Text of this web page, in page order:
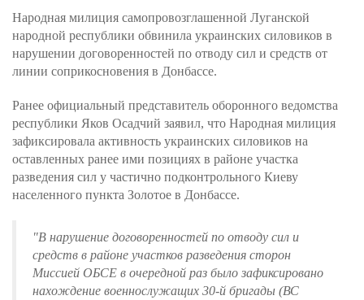
Народная милиция самопровозглашенной Луганской
народной республики обвинила украинских силовиков в
нарушении договоренностей по отводу сил и средств от
линии соприкосновения в Донбассе.
Ранее официальный представитель оборонного ведомства
республики Яков Осадчий заявил, что Народная милиция
зафиксировала активность украинских силовиков на
оставленных ранее ими позициях в районе участка
разведения сил у частично подконтрольного Киеву
населенного пункта Золотое в Донбассе.
"В нарушение договоренностей по отводу сил и
средств в районе участков разведения сторон
Миссией ОБСЕ в очередной раз было зафиксировано
нахождение военнослужащих 30-й бригады (ВС